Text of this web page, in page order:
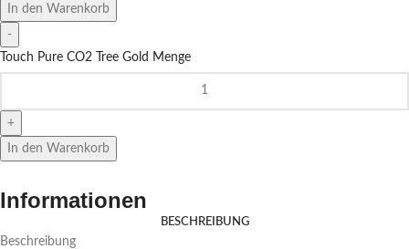
In den Warenkorb
Touch Pure CO2 Tree Gold Menge
In den Warenkorb
Informationen
BESCHREIBUNG
Beschreibung